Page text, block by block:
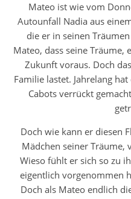
Mateo ist wie vom
Autounfall Nadia aus
die er in seinen
Mateo, dass seine Träume,
Zukunft voraus. Doch
Familie lastet. Jahrelang
Cabots verrückt
Doch wie kann er diesen
Mädchen seiner Träume,
Wieso fühlt er sich so zu
eigentlich vorgenommen
Doch als Mateo endlich